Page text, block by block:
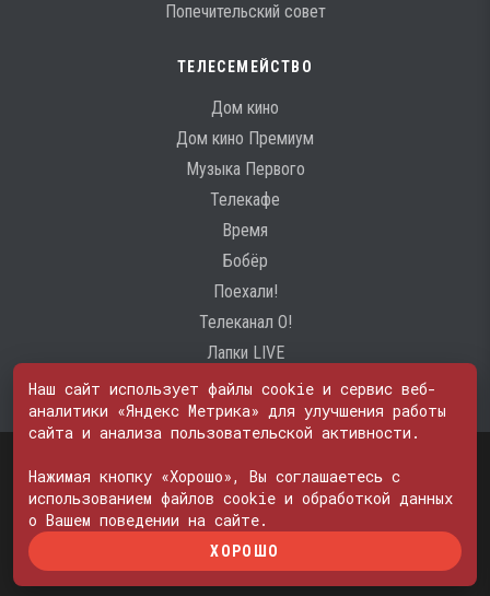
Попечительский совет
ТЕЛЕСЕМЕЙСТВО
Дом кино
Дом кино Премиум
Музыка Первого
Телекафе
Время
Бобёр
Поехали!
Телеканал О!
Лапки LIVE
№ ФС 77 - 74600
© 2000—2026. Редакция телеканала «ПОБЕДА». Все права на любые
материалы, опубликованные на сайте, защищены. Любое
использование материалов возможно только с согласия Редакции
телеканала.
Наш сайт использует файлы cookie и сервис веб-
аналитики «Яндекс Метрика» для улучшения работы
сайта и анализа пользовательской активности.
Нажимая кнопку «Хорошо», Вы соглашаетесь с
использованием файлов cookie и обработкой данных
о Вашем поведении на сайте.
ХОРОШО